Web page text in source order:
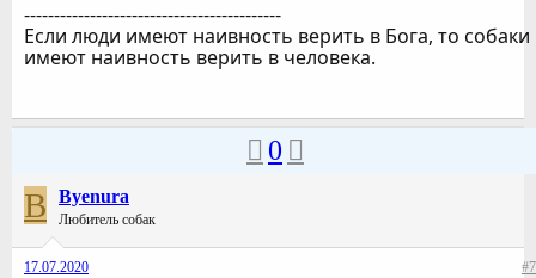
-------------------------------------------
Если люди имеют наивность верить в Бога, то собаки
имеют наивность верить в человека.
0
B Byenura
Любитель собак
17.07.2020 #7